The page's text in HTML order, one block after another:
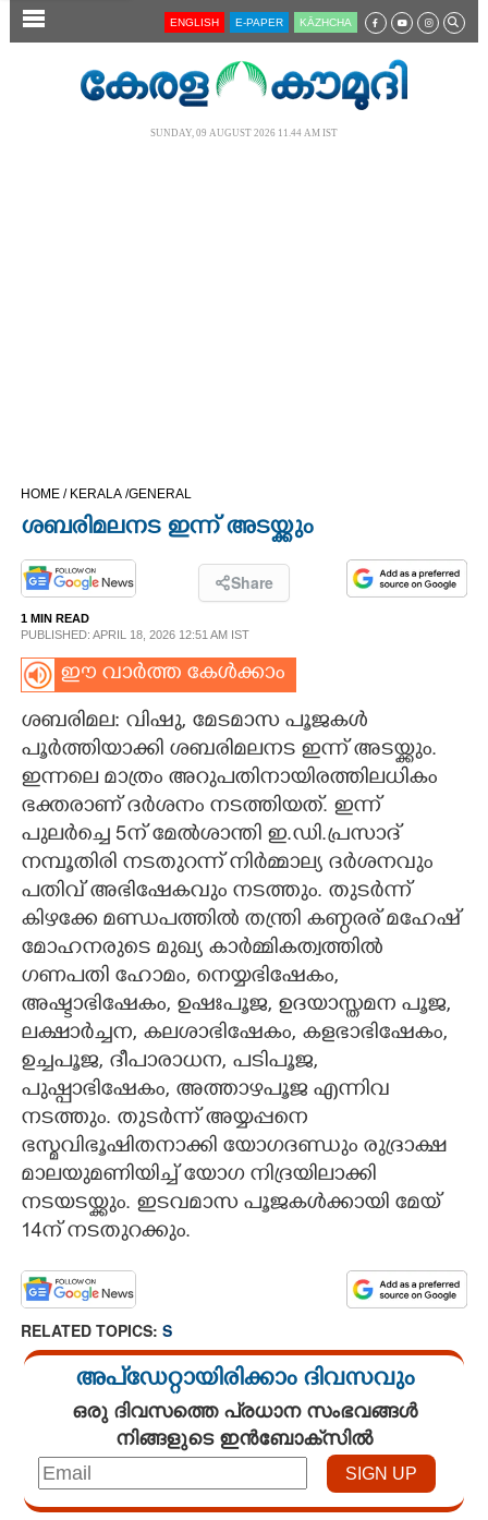
SECTIONS
OPINION
PHOTOS
LIFESTYLE
SPIRITUAL
ART
ASTRO
CARTOONS
LITERATURE
ZOOM
CONTACT US
ENGLISH E-PAPER KĀZHCHA
SUNDAY, 09 AUGUST 2026 11.44 AM IST
HOME / KERALA /GENERAL
ശബരിമലനട ഇന്ന് അടയ്ക്കും
Share
1 MIN READ
PUBLISHED: APRIL 18, 2026 12:51 AM IST
ഈ വാർത്ത കേൾക്കാം
ശബരിമല: വിഷു, മേടമാസ പൂജകൾ
പൂർത്തിയാക്കി ശബരിമലനട ഇന്ന് അടയ്ക്കും.
ഇന്നലെ മാത്രം അറുപതിനായിരത്തിലധികം
ഭക്തരാണ് ദർശനം നടത്തിയത്. ഇന്ന്
പുലർച്ചെ 5ന് മേൽശാന്തി ഇ.ഡി.പ്രസാദ്
നമ്പൂതിരി നടതുറന്ന് നിർമ്മാല്യ ദർശനവും
പതിവ് അഭിഷേകവും നടത്തും. തുടർന്ന്
കിഴക്കേ മണ്ഡപത്തിൽ തന്ത്രി കണ്ഠരര് മഹേഷ്
മോഹനരുടെ മുഖ്യ കാർമ്മികത്വത്തിൽ
ഗണപതി ഹോമം,​ നെയ്യഭിഷേകം,
അഷ്ടാഭിഷേകം, ഉഷഃപൂജ, ഉദയാസ്തമന പൂജ,
ലക്ഷാർച്ചന, കലശാഭിഷേകം, കളഭാഭിഷേകം,
ഉച്ചപൂജ, ദീപാരാധന, പടിപൂജ,
പുഷ്പാഭിഷേകം, അത്താഴപൂജ എന്നിവ
നടത്തും. തുടർന്ന് അയ്യപ്പനെ
ഭസ്മവിഭൂഷിതനാക്കി യോഗദണ്ഡും രുദ്രാക്ഷ
മാലയുമണിയിച്ച് യോഗ നിദ്ര‌യിലാക്കി
നടയടയ്ക്കും. ഇടവമാസ പൂജകൾക്കായി മേയ്
14ന് നടതുറക്കും.
RELATED TOPICS: S
അപ്ഡേറ്റായിരിക്കാം ദിവസവും
ഒരു ദിവസത്തെ പ്രധാന സംഭവങ്ങൾ
നിങ്ങളുടെ ഇൻബോക്സിൽ